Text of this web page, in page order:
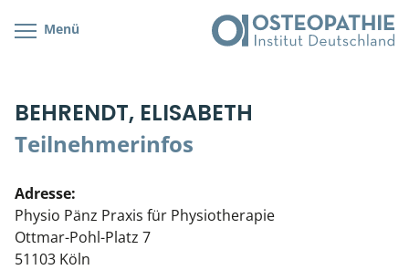
Menü
BEHRENDT, ELISABETH
Teilnehmerinfos
Adresse:
Physio Pänz Praxis für Physiotherapie
Ottmar-Pohl-Platz 7
51103 Köln
Cranial/Neurale Osteopathie
Parietale Osteopathie
Viszerale Osteopathie
Klinische & Praktische Kurse
Bonus-Programm
Veranstaltungsticket DB
Wissenswertes
Teilnehmerliste
Stellenbörse
Soziales Engagement